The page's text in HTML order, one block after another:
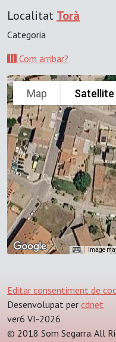
Localitat Torà
Categoria
Com arribar?
Map Satellite
Image
Editar consentiment de
Desenvolupat per cdnet
ver6 VI-2026
© 2018 Som Segarra. All